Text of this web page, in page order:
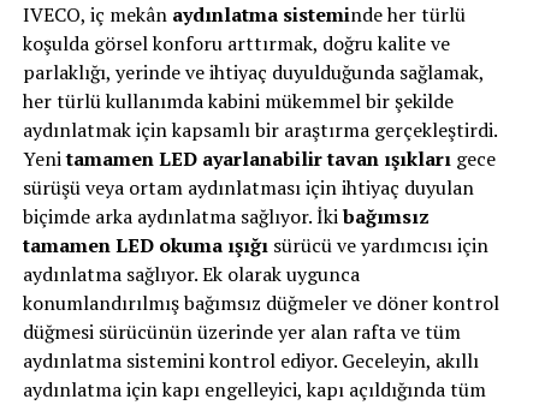
IVECO, iç mekân aydınlatma sisteminde her türlü
koşulda görsel konforu arttırmak, doğru kalite ve
parlaklığı, yerinde ve ihtiyaç duyulduğunda sağlamak,
her türlü kullanımda kabini mükemmel bir şekilde
aydınlatmak için kapsamlı bir araştırma gerçekleştirdi.
Yenitamamen LED ayarlanabilir tavan ışıklarıgece
sürüşü veya ortam aydınlatması için ihtiyaç duyulan
biçimde arka aydınlatma sağlıyor. İkibağımsız
tamamen LED okuma ışığısürücü ve yardımcısı için
aydınlatma sağlıyor. Ek olarak uygunca
konumlandırılmış bağımsız düğmeler ve döner kontrol
düğmesi sürücünün üzerinde yer alan rafta ve tüm
aydınlatma sistemini kontrol ediyor. Geceleyin, akıllı
aydınlatma için kapı engelleyici, kapı açıldığında tüm